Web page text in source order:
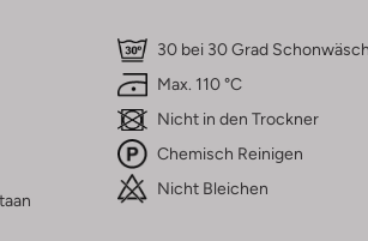
30 bei 30 Grad
Max. 110 °C
Nicht in den Trockner
Chemisch Reinigen
Nicht Bleichen